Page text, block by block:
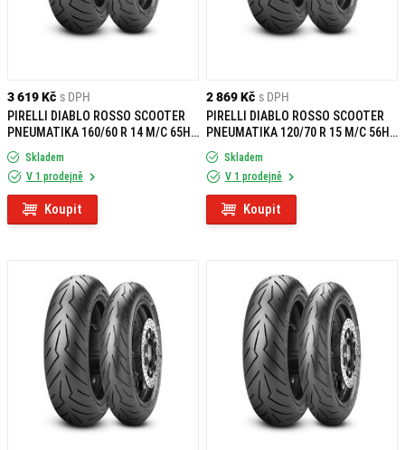
3 619 Kč s DPH
PIRELLI DIABLO ROSSO SCOOTER
PNEUMATIKA 160/60 R 14 M/C 65H
TL R
Skladem
V 1 prodejně
Koupit
2 869 Kč s DPH
PIRELLI DIABLO ROSSO SCOOTER
PNEUMATIKA 120/70 R 15 M/C 56H
TL F
Skladem
V 1 prodejně
Koupit